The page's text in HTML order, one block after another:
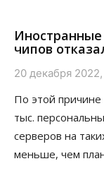
чипов
20 декабря
По этой причине
тыс.
серверов на
меньше, чем